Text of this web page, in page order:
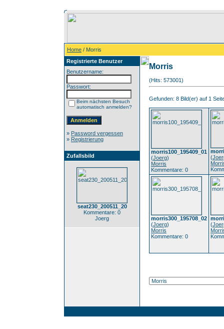
Home / Morris
Registrierte Benutzer
Benutzername:
Passwort:
Beim nächsten Besuch
automatisch anmelden?
» Password vergessen
» Registrierung
Zufallsbild
seat230_200511_20
Kommentare: 0
Joerg
Morris
(Hits: 573001)
Gefunden: 8 Bild(er) auf 1
morris100_195409_01
(Joerg)
Morris
Kommentare: 0
(
morris300_195708_02
(Joerg)
Morris
Kommentare: 0
(